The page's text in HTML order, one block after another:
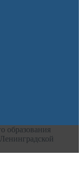
образования